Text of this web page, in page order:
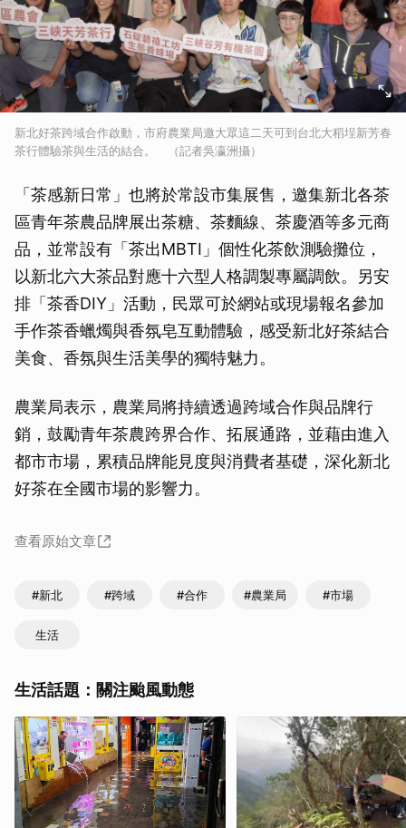
新北好茶跨域合作啟動，市府農業局邀大眾這二天可到台北大稻埕新芳春
茶行體驗茶與生活的結合。 （記者吳瀛洲攝）
「茶感新日常」也將於常設市集展售，邀集新北各茶
區青年茶農品牌展出茶糖、茶麵線、茶慶酒等多元商
品，並常設有「茶出MBTI」個性化茶飲測驗攤位，
以新北六大茶品對應十六型人格調製專屬調飲。另安
排「茶香DIY」活動，民眾可於網站或現場報名參加
手作茶香蠟燭與香氛皂互動體驗，感受新北好茶結合
美食、香氛與生活美學的獨特魅力。
農業局表示，農業局將持續透過跨域合作與品牌行
銷，鼓勵青年茶農跨界合作、拓展通路，並藉由進入
都市市場，累積品牌能見度與消費者基礎，深化新北
好茶在全國市場的影響力。
查看原始文章
#新北 #跨域 #合作 #農業局 #市場
生活
生活話題：關注颱風動態